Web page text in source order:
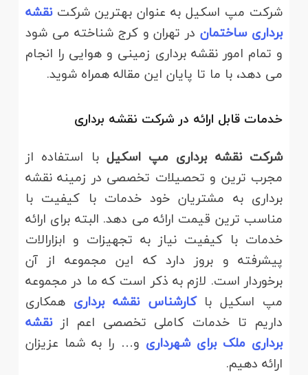
شرکت مپ اسکیل به عنوان بهترین شرکتنقشه
برداری ساختماندر تهران و کرج شناخته می شود
و تمام امور نقشه برداری زمینی و هوایی را انجام
می دهد، با ما تا پایان این مقاله همراه شوید.
خدمات قابل ارائه در شرکت نقشه برداری
شرکت نقشه برداری مپ اسکیل با استفاده از
مجرب ترین و تحصیلات تخصصی در زمینه نقشه
برداری به مشتریان خود خدمات با کیفیت با
مناسب ترین قیمت ارائه می دهد. البته برای ارائه
خدمات با کیفیت نیاز به تجهیزات و ابزارالات
پیشرفته و بروز دارد که این مجموعه از آن
برخوردار است. لازم به ذکر است که ما در مجموعه
مپ اسکیل باکارشناس نقشه برداری همکاری
داریم تا خدمات کاملی تخصصی اعم ازنقشه
برداری ملک برای شهرداری و… را به شما عزیزان
ارائه دهیم.